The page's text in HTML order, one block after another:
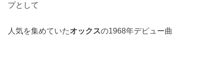
プとして
人気を集めていたオックスの1968年デビュー曲